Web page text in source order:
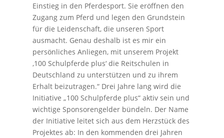
Einstieg in den Pferdesport. Sie eröffnen den
Zugang zum Pferd und legen den Grundstein
für die Leidenschaft, die unseren Sport
ausmacht. Genau deshalb ist es mir ein
persönliches Anliegen, mit unserem Projekt
‚100 Schulpferde plus‘ die Reitschulen in
Deutschland zu unterstützen und zu ihrem
Erhalt beizutragen.“ Drei Jahre lang wird die
Initiative „100 Schulpferde plus“ aktiv sein und
wichtige Sponsorengelder bündeln. Der Name
der Initiative leitet sich aus dem Herzstück des
Projektes ab: In den kommenden drei Jahren